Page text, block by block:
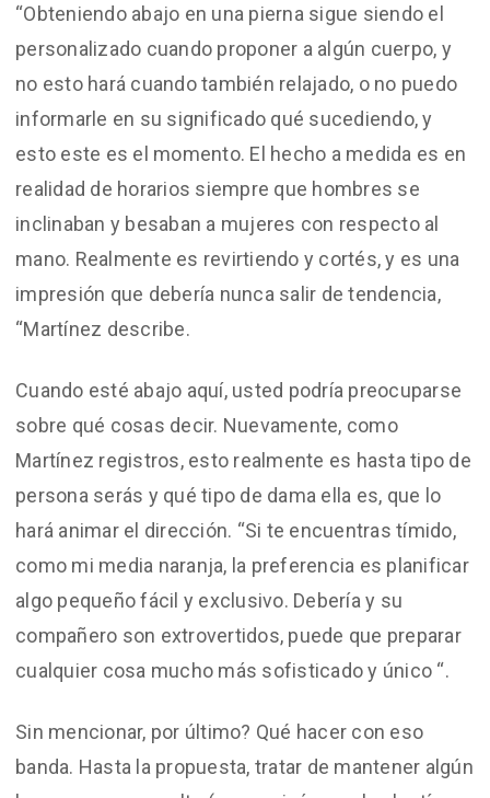
“Obteniendo abajo en una pierna sigue siendo el
personalizado cuando proponer a algún cuerpo, y
no esto hará cuando también relajado, o no puedo
informarle en su significado qué sucediendo, y
esto este es el momento. El hecho a medida es en
realidad de horarios siempre que hombres se
inclinaban y besaban a mujeres con respecto al
mano. Realmente es revirtiendo y cortés, y es una
impresión que debería nunca salir de tendencia,
“Martínez describe.
Cuando esté abajo aquí, usted podría preocuparse
sobre qué cosas decir. Nuevamente, como
Martínez registros, esto realmente es hasta tipo de
persona serás y qué tipo de dama ella es, que lo
hará animar el dirección. “Si te encuentras tímido,
como mi media naranja, la preferencia es planificar
algo pequeño fácil y exclusivo. Debería y su
compañero son extrovertidos, puede que preparar
cualquier cosa mucho más sofisticado y único “.
Sin mencionar, por último? Qué hacer con eso
banda. Hasta la propuesta, tratar de mantener algún